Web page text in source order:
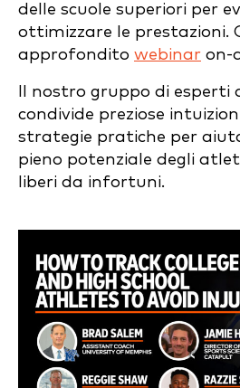
delle scuole superiori per
ottimizzare le prestazioni.
approfondito webinar on-
Il nostro gruppo di esperti
condivide preziose
strategie pratiche per
pieno potenziale degli
liberi da infortuni.